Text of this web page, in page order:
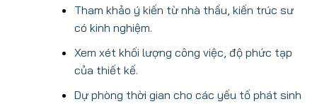
Tham khảo ý kiến từ nhà thầu, kiến trúc sư
có kinh nghiệm.
Xem xét khối lượng công việc, độ phức tạp
của thiết kế.
Dự phòng thời gian cho các yếu tố phát sinh